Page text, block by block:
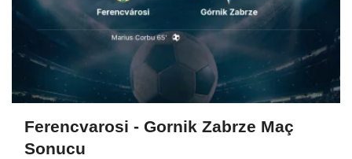
Ferencvarosi - Gornik Zabrze Maç
Sonucu